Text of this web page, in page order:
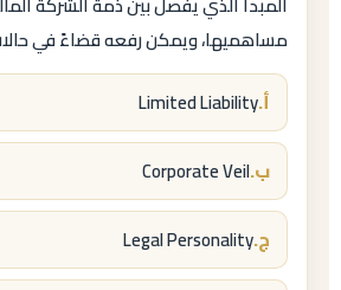
بريطانيًا، ويقابلها أمريكيًا
.
مساهميها، ويمكن رفعه قضاءً في
أ.Limited Liability
ب.Corporate Veil
ج.Legal Personality